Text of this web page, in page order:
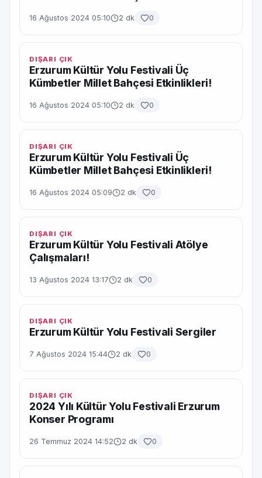
16 Ağustos 2024 05:10 2 dk 0
DIŞARI ÇIK
Erzurum Kültür Yolu Festivali Üç
Kümbetler Millet Bahçesi Etkinlikleri!
16 Ağustos 2024 05:10 2 dk 0
DIŞARI ÇIK
Erzurum Kültür Yolu Festivali Üç
Kümbetler Millet Bahçesi Etkinlikleri!
16 Ağustos 2024 05:09 2 dk 0
DIŞARI ÇIK
Erzurum Kültür Yolu Festivali Atölye
Çalışmaları!
13 Ağustos 2024 13:17 2 dk 0
DIŞARI ÇIK
Erzurum Kültür Yolu Festivali Sergiler
7 Ağustos 2024 15:44 2 dk 0
DIŞARI ÇIK
2024 Yılı Kültür Yolu Festivali Erzurum
Konser Programı
26 Temmuz 2024 14:52 2 dk 0